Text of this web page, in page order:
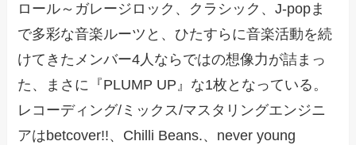
ロール～ガレージロック、クラシック、J-popま
で多彩な音楽ルーツと、ひたすらに音楽活動を続
けてきたメンバー4人ならではの想像力が詰まっ
た、まさに『PLUMP UP』な1枚となっている。
レコーディング/ミックス/マスタリングエンジニ
アはbetcover!!、Chilli Beans.、never young